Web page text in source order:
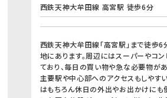
西鉄天神大牟田線 高宮駅 徒歩6分
西鉄天神大牟田線「高宮駅」まで徒歩
地にあります。周辺にはスーパーやコ
ており、毎日の買い物や急な必要物が
主要駅や中心部へのアクセスもしやす
はもちろん休日の外出やお出かけにも